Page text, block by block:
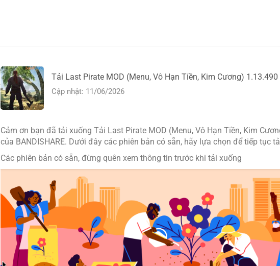
Tải Last Pirate MOD (Menu, Vô Hạn Tiền, Kim Cương) 1.13.490
Cập nhật: 11/06/2026
Cảm ơn bạn đã tải xuống Tải Last Pirate MOD (Menu, Vô Hạn Tiền, Kim
của BANDISHARE. Dưới đây các phiên bản có sẵn, hãy lựa chọn để tiếp tục
Các phiên bản có sẵn, đừng quên xem thông tin trước khi tải xuống